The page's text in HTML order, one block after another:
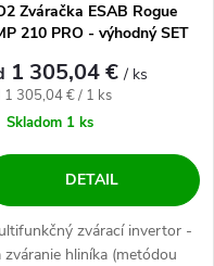
Zváračka ESAB Rogue
210 PRO - výhodný SET
1 305,04 €/ ks
cena:
1 305,04 € / 1 ks
Skladom 1 ks
DETAIL
zvárací invertor -
zváranie hliníka (metódou